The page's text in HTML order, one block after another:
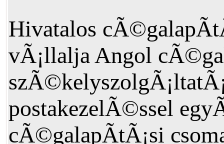
Hivatalos
vÃ¡llalja Angol
postakezelÃ©ssel
cÃ©galapÃ­tÃ¡si